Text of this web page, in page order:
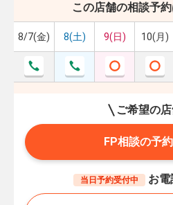
この店舗の相談予
8/7(金) 8(土) 9(日) 10(月)
ご希望の
FP相談の予
当日予約受付中 お